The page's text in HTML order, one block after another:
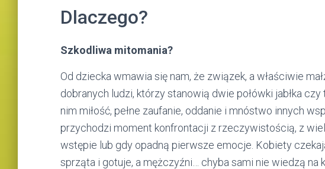
Dlaczego?
Szkodliwa mitomania?
Od dziecka wmawia się nam, że związek, a właściwie
dobranych ludzi, którzy stanowią dwie połówki jabłka
nim miłość, pełne zaufanie, oddanie i mnóstwo innych
przychodzi moment konfrontacji z rzeczywistością, z
wstępie lub gdy opadną pierwsze emocje. Kobiety
sprząta i gotuje, a mężczyźni… chyba sami nie wiedzą na